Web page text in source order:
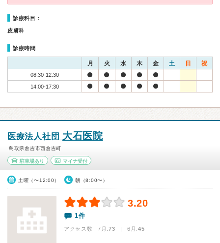
診療科目：
皮膚科
診療時間
月 火 水 木 金 土 日 祝
08:30-12:30
14:00-17:30
医療法人社団 大石医院
鳥取県倉吉市西倉吉町
駐車場あり マイナ受付
土曜（〜12:00） 朝（8:00〜）
3.20
1件
アクセス数 7月:73 | 6月:45